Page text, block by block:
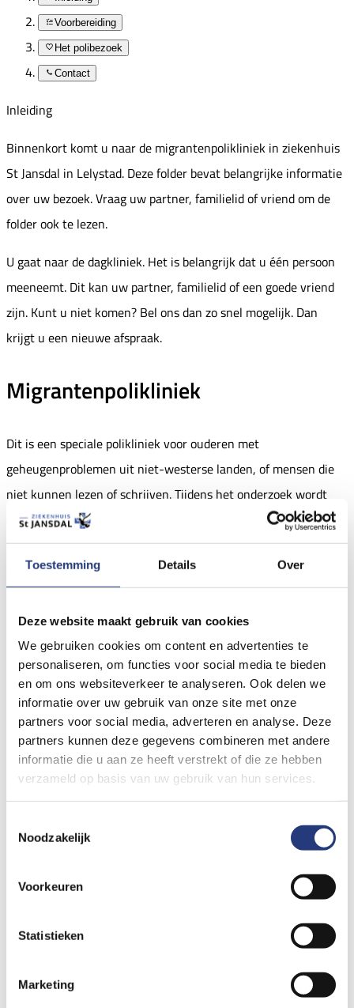
Toestemming Details Over
Deze website maakt gebruik van cookies
We gebruiken cookies om content en advertenties te
personaliseren, om functies voor social media te bieden
en om ons websiteverkeer te analyseren. Ook delen we
informatie over uw gebruik van onze site met onze
partners voor social media, adverteren en analyse. Deze
partners kunnen deze gegevens combineren met andere
informatie die u aan ze heeft verstrekt of die ze hebben
verzameld op basis van uw gebruik van hun services.
Noodzakelijk
Voorkeuren
Statistieken
Marketing
Voorbereiding
Het polibezoek
Contact
Inleiding
Binnenkort komt u naar de migrantenpolikliniek in ziekenhuis
St Jansdal in Lelystad. Deze folder bevat belangrijke informatie
over uw bezoek. Vraag uw partner, familielid of vriend om de
folder ook te lezen.
U gaat naar de dagkliniek. Het is belangrijk dat u één persoon
meeneemt. Dit kan uw partner, familielid of een goede vriend
zijn. Kunt u niet komen? Bel ons dan zo snel mogelijk. Dan
krijgt u een nieuwe afspraak.
Migrantenpolikliniek
Dit is een speciale polikliniek voor ouderen met
geheugenproblemen uit niet-westerse landen, of mensen die
niet kunnen lezen of schrijven. Tijdens het onderzoek wordt
ook gekeken naar andere problemen die er kunnen zijn. Bij
ouderen spelen vaak meerdere problemen tegelijk. De arts
onderzoekt de oorzaak van uw klachten.
Bezoek migrantenpoli
Meestal heeft uw huisarts u doorgestuurd naar de
migrantenpoli. U heeft de datum en tijd van de afspraak
gekregen. Het eerste onderzoek duurt ongeveer 5 tot 6 uur. De
uitslag krijgt u later. Dit gesprek duurt ongeveer een half uur.
Voorbereiding
Neem het volgende mee naar de migrantenpoli:
Uw legitimatie
Een ondertekend toestemmingsformulier voor het delen
van uw gegevens